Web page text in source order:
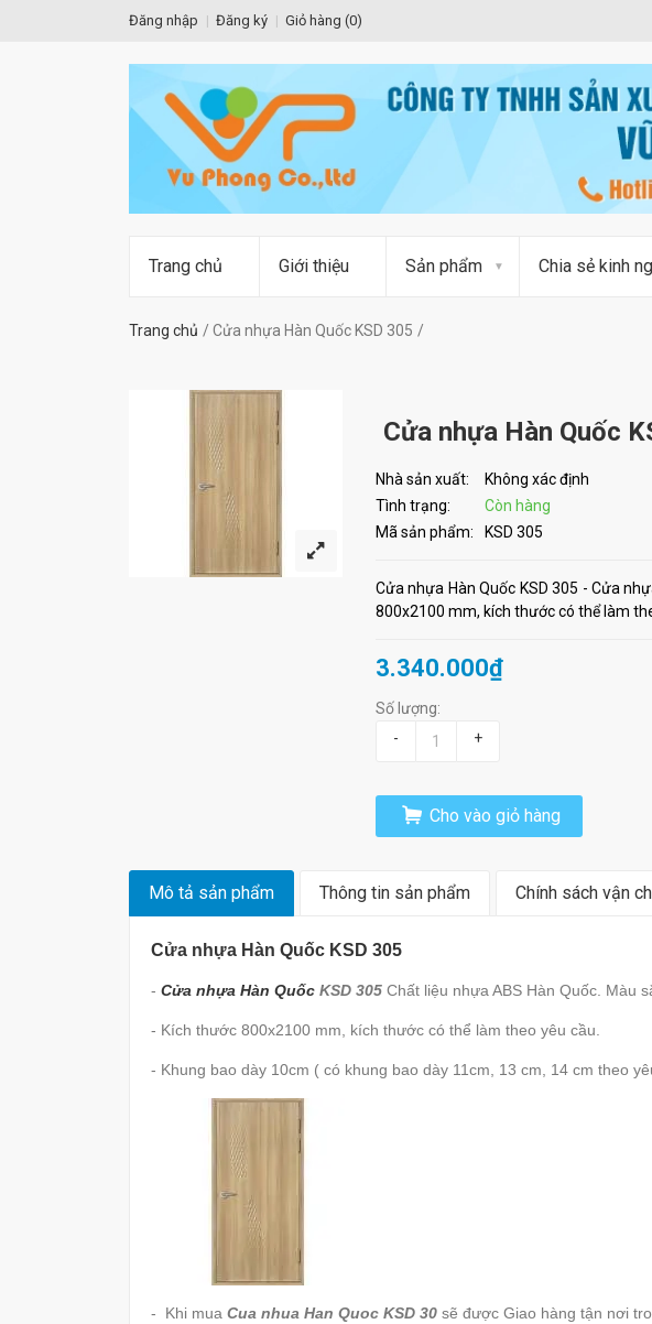
Đăng nhập Đăng ký Giỏ hàng (0)
Trang chủ Giới thiệu Sản phẩm Chia sẻ kinh
Trang chủ Cửa nhựa Hàn Quốc KSD 305
Cửa nhựa Hàn Quốc
Nhà sản xuất:
Không xác định
Tình trạng:
Còn hàng
Mã sản phẩm:
KSD 305
Cửa nhựa Hàn Quốc KSD 305 - Cửa
800x2100 mm, kích thước có thể làm
3.340.000₫
Số lượng:
-
+
Cho vào giỏ hàng
Mô tả sản phẩm Thông tin sản phẩm Chính sách vận
Cửa nhựa Hàn Quốc KSD 305
- Cửa nhựa Hàn Quốc KSD 305 Chất liệu nhựa ABS Hàn Quốc. Màu
- Kích thước 800x2100 mm, kích thước có thể làm theo yêu cầu.
- Khung bao dày 10cm ( có khung bao dày 11cm, 13 cm, 14 cm theo
- Khi mua Cua nhua Han Quoc KSD 30 sẽ được Giao hàng tận nơi